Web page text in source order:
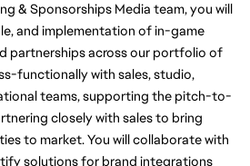
& Sponsorships Media team, you will
and implementation of in-game
partnerships across our portfolio of
functionally with sales, studio,
teams, supporting the pitch-to-
closely with sales to bring
to market. You will collaborate with
solutions for brand integrations